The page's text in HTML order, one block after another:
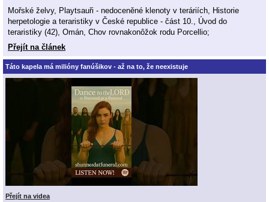
Mořské želvy, Playtsauři - nedoceněné klenoty v teráriích, Historie
herpetologie a teraristiky v České republice - část 10., Úvod do
teraristiky (42), Omán, Chov rovnakonôžok rodu Porcellio;
Přejít na článek
Táto kapela má milióny fanúšikov - až na to, že neexistuje
Přejít na videa